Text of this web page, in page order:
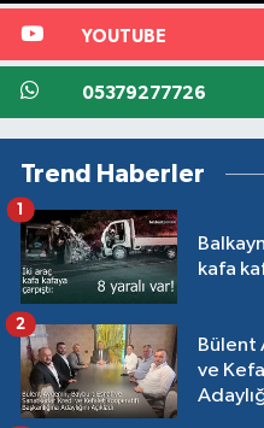
YOUTUBE
05379277726
Trend Haberler
kafa
1
Bülent
ve
2